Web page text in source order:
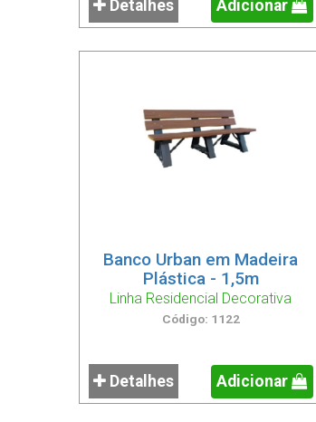
Detalhes Adicionar
Banco Urban em Madeira
Plástica - 1,5m
Linha Residencial Decorativa
Código: 1122
Detalhes Adicionar